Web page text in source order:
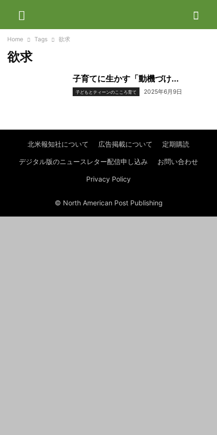
Home Tags 欲求
欲求
子育てに生かす「動機づけ...
子どもとティーンのこころ育て 2025年6月9日
北米報知社について 広告掲載について 定期購読
デジタル版のニュースレター配信申し込み お問い合わせ
Privacy Policy
© North American Post Publishing